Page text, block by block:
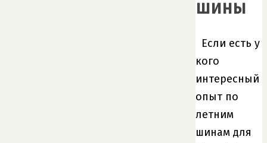
шины
Если есть у
кого
интересный
опыт по
летним
шинам для